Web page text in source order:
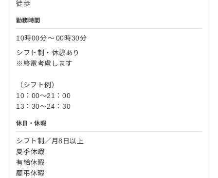
徒歩
勤務時間
10時00分〜00時30分
シフト制・休憩あり
※終電考慮します
（シフト例）
10：00～21：00
13：30～24：30
休日・休暇
シフト制／月8日以上
夏季休暇
有給休暇
慶弔休暇